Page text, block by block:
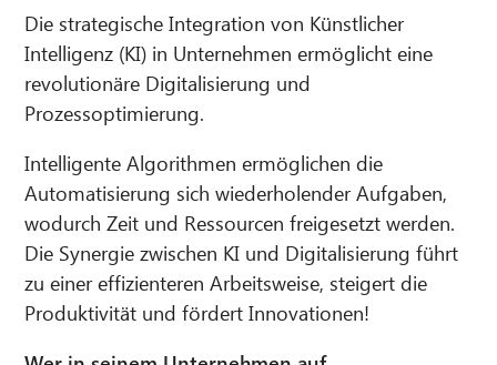
Die strategische Integration von Künstlicher
Intelligenz (KI) in Unternehmen ermöglicht eine
revolutionäre Digitalisierung und
Prozessoptimierung.
Intelligente Algorithmen ermöglichen die
Automatisierung sich wiederholender Aufgaben,
wodurch Zeit und Ressourcen freigesetzt werden.
Die Synergie zwischen KI und Digitalisierung führt
zu einer effizienteren Arbeitsweise, steigert die
Produktivität und fördert Innovationen!